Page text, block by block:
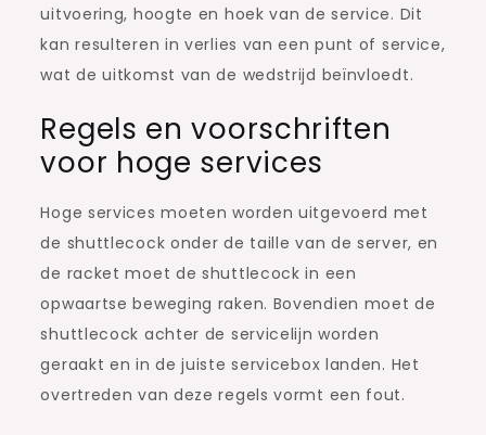
uitvoering, hoogte en hoek van de service. Dit
kan resulteren in verlies van een punt of service,
wat de uitkomst van de wedstrijd beïnvloedt.
Regels en voorschriften
voor hoge services
Hoge services moeten worden uitgevoerd met
de shuttlecock onder de taille van de server, en
de racket moet de shuttlecock in een
opwaartse beweging raken. Bovendien moet de
shuttlecock achter de servicelijn worden
geraakt en in de juiste servicebox landen. Het
overtreden van deze regels vormt een fout.